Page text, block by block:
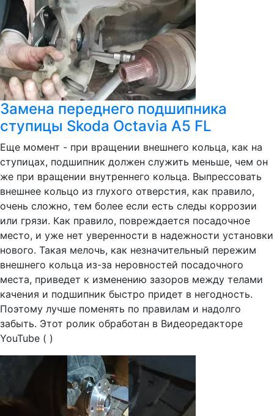
Замена переднего подшипника
ступицы Skoda Octavia A5 FL
Еще момент - при вращении внешнего кольца, как на
ступицах, подшипник должен служить меньше, чем он
же при вращении внутреннего кольца. Выпрессовать
внешнее кольцо из глухого отверстия, как правило,
очень сложно, тем более если есть следы коррозии
или грязи. Как правило, повреждается посадочное
место, и уже нет уверенности в надежности установки
нового. Такая мелочь, как незначительный пережим
внешнего кольца из-за неровностей посадочного
места, приведет к изменению зазоров между телами
качения и подшипник быстро придет в негодность.
Поэтому лучше поменять по правилам и надолго
забыть. Этот ролик обработан в Видеоредакторе
YouTube ( )